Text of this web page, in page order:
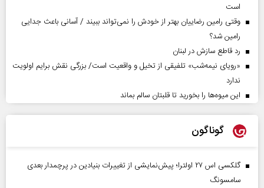
است
وقتی رامین رضاییان بهتر از خودش را نمی‌تواند ببیند / آسانی باعث جدایی
رامین شد؟
رد قاطع سازش در لبنان
«رویای نیمه‌شب» تلفیقی از تخیل و واقعیت است/ بزرگی نقش برایم اولویت
ندارد
این میوه‌ها را بخورید تا قلبتان سالم بماند
گوناگون
گلکسی اس ۲۷ اولترا؛ پیش‌نمایشی از تغییرات بنیادین در پرچمدار بعدی
سامسونگ